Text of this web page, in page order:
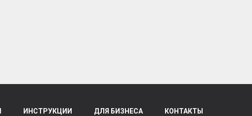
ИНСТРУКЦИИ ДЛЯ БИЗНЕСА КОНТАКТЫ